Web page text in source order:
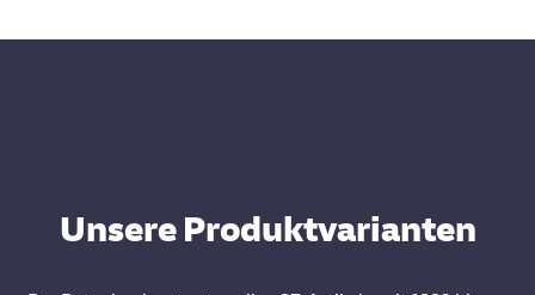
Unsere Produktvarianten